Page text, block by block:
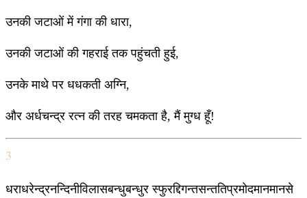
उनकी जटाओं में गंगा की धारा,
उनकी जटाओं की गहराई तक पहुंचती हुई,
उनके माथे पर धधकती अग्नि,
और अर्धचन्द्र रत्न की तरह चमकता है, मैं मुग्ध हूँ!
3
धराधरेन्द्रनन्दिनीविलासबन्धुबन्धुर स्फुरद्दिगन्तसन्ततिप्रमोदमानमानसे